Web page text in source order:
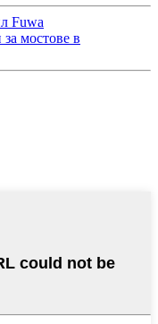
Fuwa
мостове в